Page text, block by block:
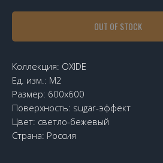
OUT OF STOCK
Коллекция: OXIDE
Ед. изм.: М2
Размер: 600х600
Поверхность: sugar-эффект
Цвет: светло-бежевый
Страна: Россия